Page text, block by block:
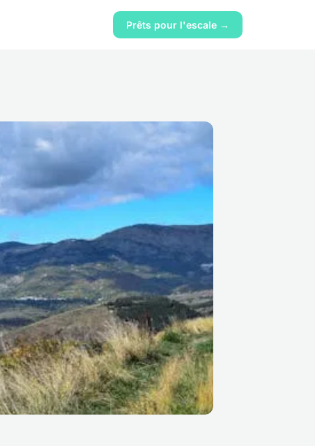
Prêts pour l'escale →